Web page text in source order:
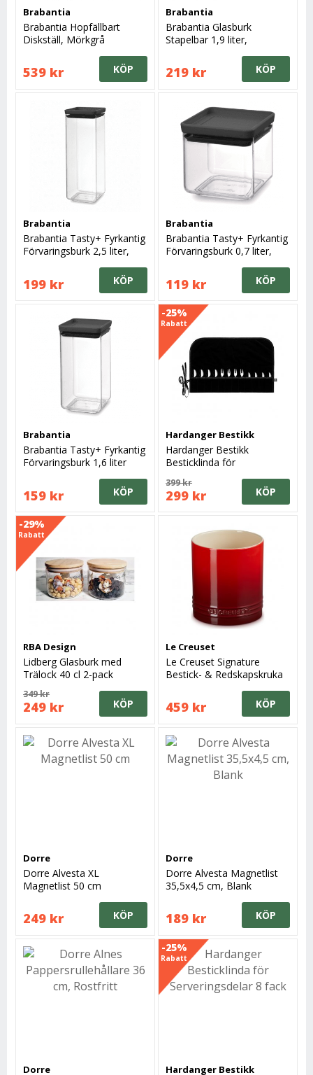
Brabantia
Brabantia Hopfällbart
Diskställ, Mörkgrå
539 kr KÖP
Brabantia
Brabantia Glasburk
Stapelbar 1,9 liter,
219 kr KÖP
Brabantia
Brabantia Tasty+ Fyrkantig
Förvaringsburk 2,5 liter,
199 kr KÖP
Brabantia
Brabantia Tasty+ Fyrkantig
Förvaringsburk 0,7 liter,
119 kr KÖP
Brabantia
Brabantia Tasty+ Fyrkantig
Förvaringsburk 1,6 liter
159 kr KÖP
-25%
Rabatt
Hardanger Bestikk
Hardanger Bestikk
Besticklinda för
399 kr
299 kr KÖP
-29%
Rabatt
RBA Design
Lidberg Glasburk med
Trälock 40 cl 2-pack
349 kr
249 kr KÖP
Le Creuset
Le Creuset Signature
Bestick- & Redskapskruka
459 kr KÖP
Dorre
Dorre Alvesta XL
Magnetlist 50 cm
249 kr KÖP
Dorre
Dorre Alvesta Magnetlist
35,5x4,5 cm, Blank
189 kr KÖP
Dorre
-25%
Rabatt
Hardanger Bestikk